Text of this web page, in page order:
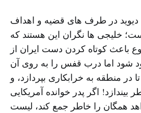
در طرف های قضیه و اهداف
خلیجی ها نگران این هستند که
باعث کوتاه کردن دست ایران از
شود اما درب قفس را به روی آن
در منطقه به خرابکاری بپردازد، و
اگر پدر خوانده آمریکایی
همگان را خاطر جمع کند، لیست